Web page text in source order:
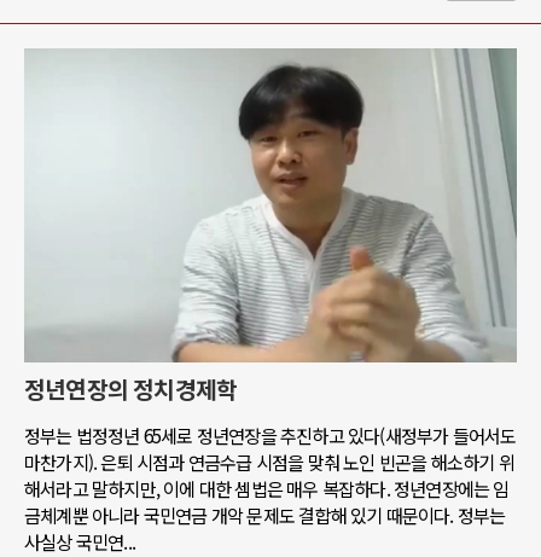
정년연장의 정치경제학
정부는 법정정년 65세로 정년연장을 추진하고 있다(새정부가 들어서도
마찬가지). 은퇴 시점과 연금수급 시점을 맞춰 노인 빈곤을 해소하기 위
해서라고 말하지만, 이에 대한 셈법은 매우 복잡하다. 정년연장에는 임
금체계뿐 아니라 국민연금 개악 문제도 결합해 있기 때문이다. 정부는
사실상 국민연...